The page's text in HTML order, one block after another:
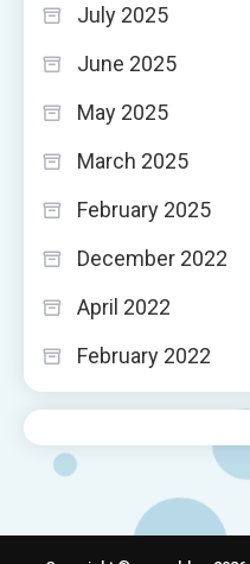
July 2025
June 2025
May 2025
March 2025
February 2025
December 2022
April 2022
February 2022